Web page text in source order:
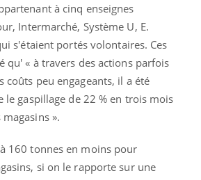
à cinq enseignes
Intermarché, Système U, E.
s'étaient portés volontaires. Ces
qu' « à travers des actions parfois
coûts peu engageants, il a été
le gaspillage de 22 % en trois mois
».
160 tonnes en moins pour
si on le rapporte sur une